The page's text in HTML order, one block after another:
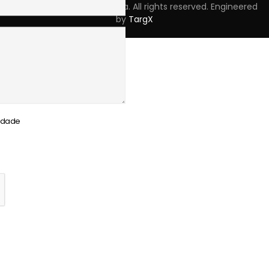
Copyright © 2023 Skpro, Lda. All rights reserved. Engineered
by TargX